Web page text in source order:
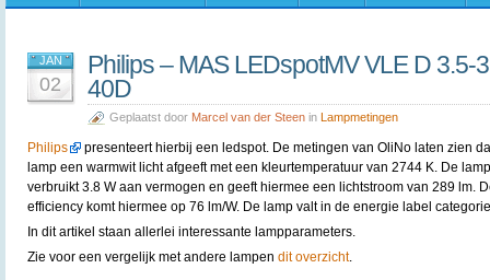
JAN
02
Philips – MAS LEDspotMV VLE D 3.5-
40D
Geplaatst door Marcel van der Steen in Lampmetingen
Philips
presenteert hierbij een ledspot. De metingen van OliNo laten zien
lamp een warmwit licht afgeeft met een kleurtemperatuur van 2744 K. De lamp
verbruikt 3.8 W aan vermogen en geeft hiermee een lichtstroom van 289 lm.
efficiency komt hiermee op 76 lm/W. De lamp valt in de energie label
In dit artikel staan allerlei interessante lampparameters.
Zie voor een vergelijk met andere lampen dit overzicht.